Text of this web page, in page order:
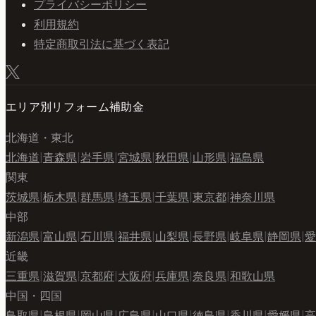
プライバシーポリシー
利用規約
特定商取引法に基づく表記
エリア別リフォーム補助金
北海道・東北
北海道 青森県 岩手県 宮城県 秋田県 山形県 福島県
関東
茨城県 栃木県 群馬県 埼玉県 千葉県 東京都 神奈川県
中部
新潟県 富山県 石川県 福井県 山梨県 長野県 岐阜県 静岡県
近畿
三重県 滋賀県 京都府 大阪府 兵庫県 奈良県 和歌山県
中国・四国